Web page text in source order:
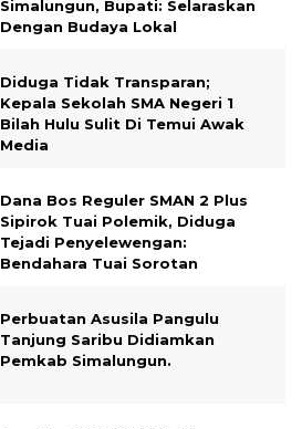
Simalungun, Bupati: Selaraskan
Dengan Budaya Lokal
Diduga Tidak Transparan;
Kepala Sekolah SMA Negeri 1
Bilah Hulu Sulit Di Temui Awak
Media
Dana Bos Reguler SMAN 2 Plus
Sipirok Tuai Polemik, Diduga
Tejadi Penyelewengan:
Bendahara Tuai Sorotan
Perbuatan Asusila Pangulu
Tanjung Saribu Didiamkan
Pemkab Simalungun.